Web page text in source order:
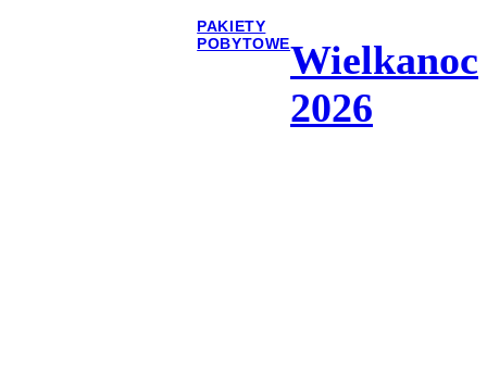
PAKIETY
POBYTOWEWielkanoc
2026